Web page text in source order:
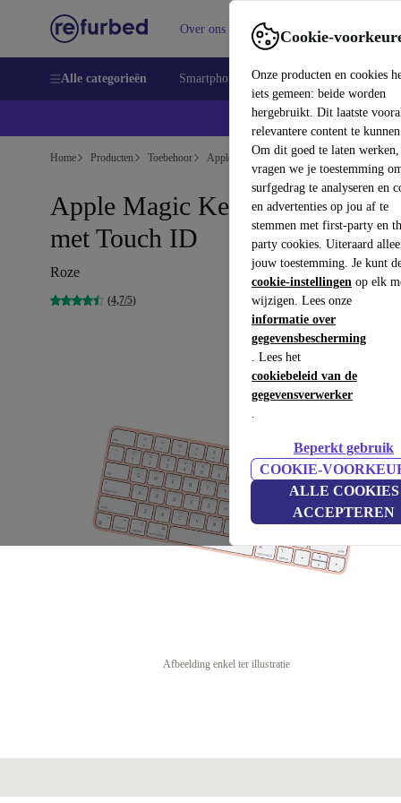
Cookie-
Onze producten en cookies
iets gemeen: beide worden
hergebruikt. Dit laatste
relevantere content te
Om dit goed te laten werken,
vragen we je toestemming
surfgedrag te analyseren en
en advertenties op jou af te
stemmen met first-party en
party cookies. Uiteraard
jouw toestemming. Je kunt
cookie-instellingen op elk
wijzigen. Lees onze
informatie over
gegevensbescherming
. Lees het
cookiebeleid van de
gegevensverwerker
.
Beperkt gebruik
COOKIE-
ALLE COOKIES
ACCEPTEREN
Over ons Verkopen Support
Alle categorieën Smartphones Laptops Tablets
Home Producten Toebehoor Apple Accessoires
Apple Magic Keyboard 2021
met Touch ID
Roze
(4,7/5)
Afbeelding enkel ter illustratie